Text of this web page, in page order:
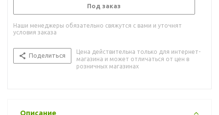
Под заказ
Наши менеджеры обязательно свяжутся с вами и уточнят
условия заказа
Поделиться
Цена действительна только для интернет-
магазина и может отличаться от цен в
розничных магазинах
Описание